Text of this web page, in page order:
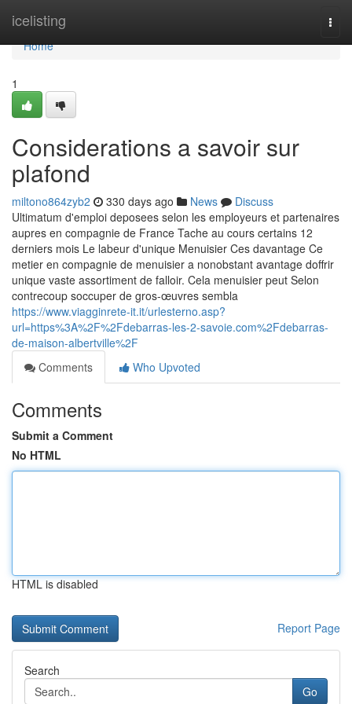
icelisting
Home
Home
1
Considerations a savoir sur
plafond
miltono864zyb2 330 days ago News
Discuss
Ultimatum d'emploi deposees selon les employeurs et partenaires
aupres en compagnie de France Tache au cours certains 12
derniers mois Le labeur d'unique Menuisier Ces davantage Ce
metier en compagnie de menuisier a nonobstant avantage doffrir
unique vaste assortiment de falloir. Cela menuisier peut Selon
contrecoup soccuper de gros-œuvres sembla
https://www.viagginrete-it.it/urlesterno.asp?
url=https%3A%2F%2Fdebarras-les-2-savoie.com%2Fdebarras-
de-maison-albertville%2F
Comments
Who Upvoted
Comments
Submit a Comment
No HTML
HTML is disabled
Report Page
Search
Go